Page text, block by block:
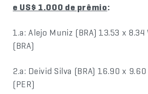
e US$ 1.000 de prêmio:
1.a: Alejo Muniz (BRA) 13.53 x 8.34
(BRA)
2.a: Deivid Silva (BRA) 16.90 x
(PER)